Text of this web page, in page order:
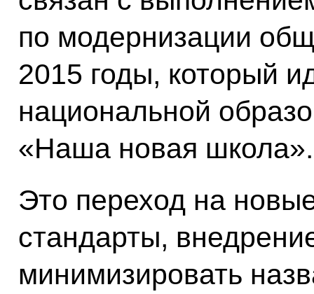
по модернизации
2015 годы, который
национальной
«Наша новая школа».
Это переход на
стандарты,
минимизировать